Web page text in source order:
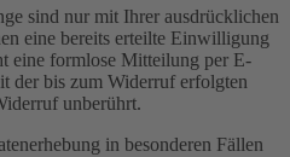
sind nur mit Ihrer ausdrücklichen
eine bereits erteilte Einwilligung
eine formlose Mitteilung per E-
der bis zum Widerruf erfolgten
unberührt.
in besonderen Fällen